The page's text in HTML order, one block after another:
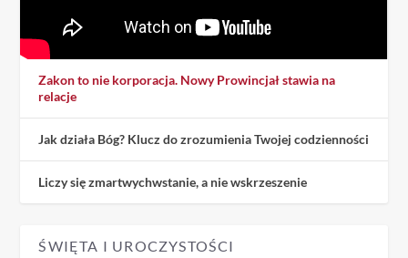
Zakon to nie korporacja. Nowy Prowincjał stawia na
relacje
Jak działa Bóg? Klucz do zrozumienia Twojej codzienności
Liczy się zmartwychwstanie, a nie wskrzeszenie
ŚWIĘTA I UROCZYSTOŚCI